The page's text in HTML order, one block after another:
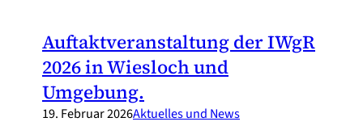
Auftaktveranstaltung der IWgR
2026 in Wiesloch und
Umgebung.
19. Februar 2026Aktuelles und News